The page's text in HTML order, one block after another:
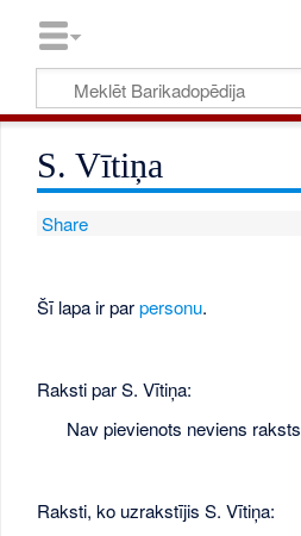
S. Vītiņa
Share
Šī lapa ir parpersonu.
Raksti par S. Vītiņa:
Nav pievienots neviens raksts
Raksti, ko uzrakstījis S. Vītiņa: